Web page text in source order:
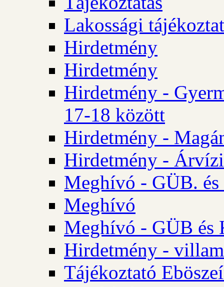
Lakossági
Hirdetmény
Hirdetmény
Hirdetmény -
17-18 között
Hirdetmény -
Hirdetmény -
Meghívó - GÜB.
Meghívó
Meghívó - GÜB és
Hirdetmény -
Tájékoztató